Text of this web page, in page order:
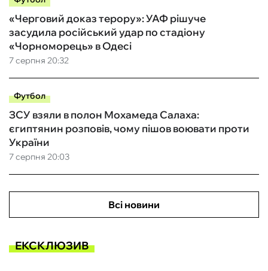
7 серпня 20:32
«Черговий доказ терору»: УАФ рішуче
засудила російський удар по стадіону
«Чорноморець» в Одесі
Футбол
7 серпня 20:03
ЗСУ взяли в полон Мохамеда Салаха:
єгиптянин розповів, чому пішов воювати проти
України
Всі новини
ЕКСКЛЮЗИВ